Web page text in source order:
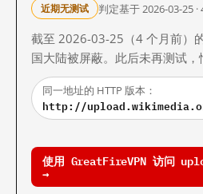
近期无测试 判定基于 2026-03-25 ·
截至 2026-03-25（4 个月前）
国大陆被屏蔽。此后未再测试，
同一地址的 HTTP 版本：
http://
使用 GreatFireVPN 访问
→